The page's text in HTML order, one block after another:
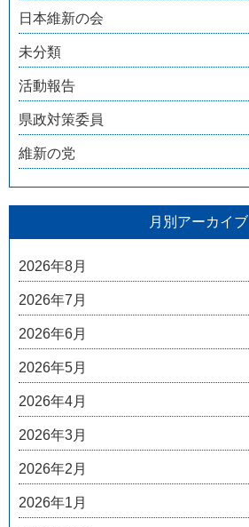
日本維新の会
未分類
活動報告
県政対策委員
維新の党
月別アーカイブ
2026年8月
2026年7月
2026年6月
2026年5月
2026年4月
2026年3月
2026年2月
2026年1月